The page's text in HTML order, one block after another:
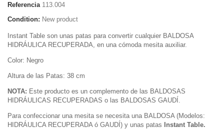
Referencia 113.004
Condition: New product
Instant Table son unas patas para convertir cualquier BALDOSA
HIDRÁULICA RECUPERADA, en una cómoda mesita auxiliar.
Color: Negro
Altura de las Patas: 38 cm
NOTA: Este producto es un complemento de las BALDOSAS
HIDRÁULICAS RECUPERADAS o las BALDOSAS GAUDÍ.
Para confeccionar una mesita se necesita una BALDOSA (Modelos:
HIDRÁULICA RECUPERADA ó GAUDÍ) y unas patas
Instant Table.